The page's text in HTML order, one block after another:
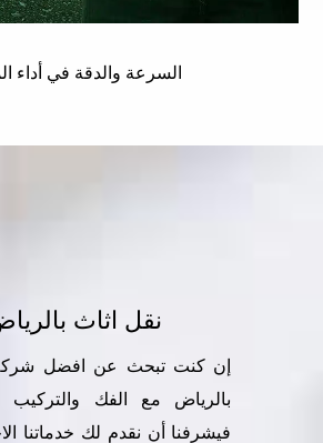
السرعة والدقة في أداء
نقل اثاث
إن كنت تبحث عن
افضل
بالرياض مع الفك والتركيب
فيشرفنا أن نقدم لك خدماتنا